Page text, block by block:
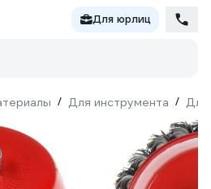
Для юрлиц
/ Для инструмента / Для